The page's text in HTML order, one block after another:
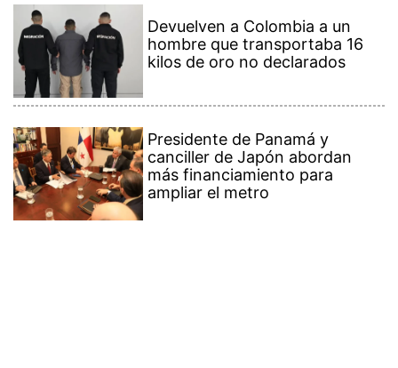
Devuelven a Colombia a un
hombre que transportaba 16
kilos de oro no declarados
Presidente de Panamá y
canciller de Japón abordan
más financiamiento para
ampliar el metro